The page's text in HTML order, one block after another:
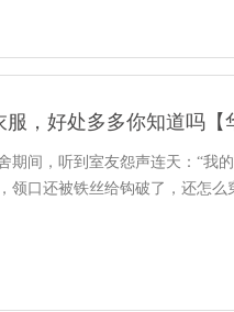
，好处多多你知道吗【
期间，听到室友怨声连天：“我
领口还被铁丝给钩破了，还怎